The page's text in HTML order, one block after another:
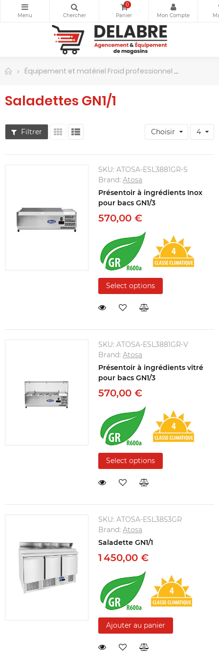
0
Équipement et matériel Froid professionnel
Saladettes GN1/1
Filtrer Choisir 4
SKU:ATOSA-ESL3881GR-S
Brand:Atosa
Présentoir à ingrédients Inox
pour bacs GN1/3
570,00 €
Select options
SKU:ATOSA-ESL3881GR-V
Brand:Atosa
Présentoir à ingrédients vitré
pour bacs GN1/3
570,00 €
Select options
SKU:ATOSA-ESL3853GR
Brand:Atosa
Saladette GN1/1
1 450,00 €
Ajouter au panier